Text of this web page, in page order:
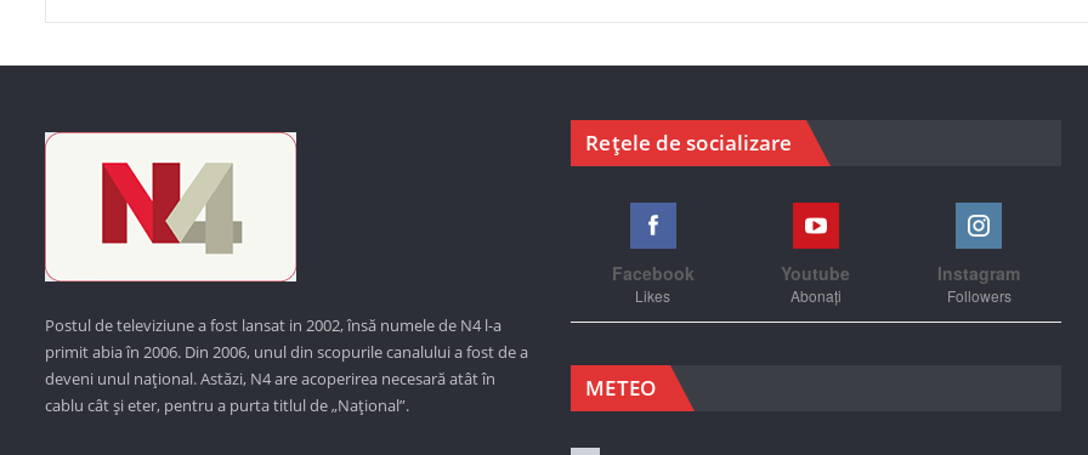
Postul de televiziune a fost lansat in 2002, însă numele de N4 l-a
primit abia în 2006. Din 2006, unul din scopurile canalului a fost de a
deveni unul național. Astăzi, N4 are acoperirea necesară atât în
cablu cât și eter, pentru a purta titlul de „Național”.
Rețele de socializare
Facebook
Likes
Youtube
Abonați
Instagram
Followers
METEO